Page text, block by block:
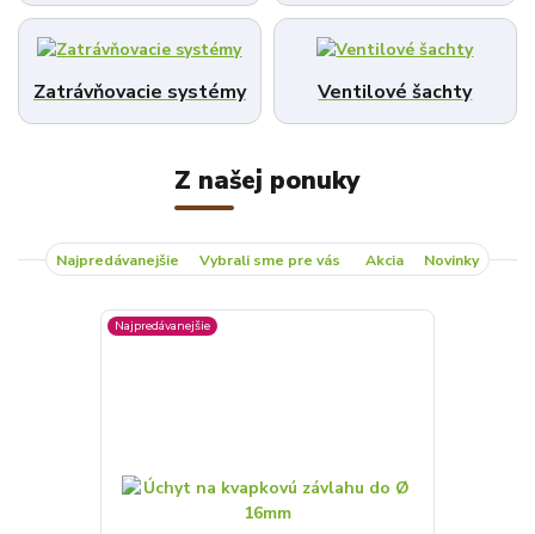
Zatrávňovacie systémy Ventilové šachty
Z našej ponuky
Najpredávanejšie Vybrali sme pre vás Akcia Novinky
Najpredávanejšie